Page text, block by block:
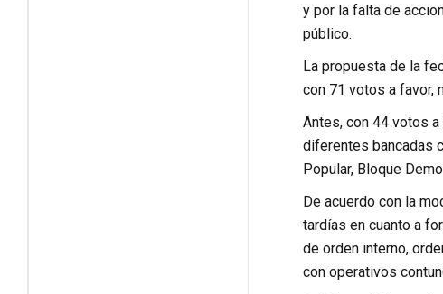
y por la falta de
público.
La propuesta de la
con 71 votos a favor,
Antes, con 44 votos
diferentes bancadas
Popular, Bloque
De acuerdo con la
tardías en cuanto a
de orden interno,
con operativos